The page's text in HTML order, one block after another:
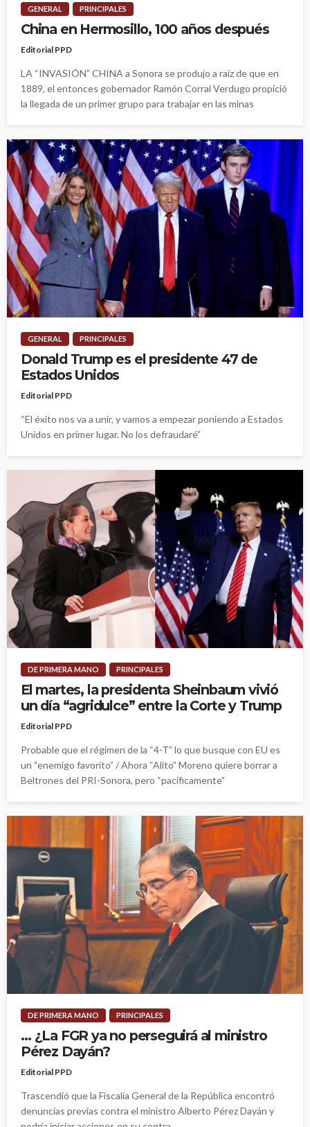
GENERAL PRINCIPALES
China en Hermosillo, 100 años después
Editorial PPD
LA “INVASIÓN” CHINA a Sonora se produjo a raíz de que en
1889, el entonces gobernador Ramón Corral Verdugo propició
la llegada de un primer grupo para trabajar en las minas
GENERAL PRINCIPALES
Donald Trump es el presidente 47 de
Estados Unidos
Editorial PPD
“El éxito nos va a unir, y vamos a empezar poniendo a Estados
Unidos en primer lugar. No los defraudaré”
DE PRIMERA MANO PRINCIPALES
El martes, la presidenta Sheinbaum vivió
un día “agridulce” entre la Corte y Trump
Editorial PPD
Probable que el régimen de la “4-T” lo que busque con EU es
un “enemigo favorito” / Ahora “Alito” Moreno quiere borrar a
Beltrones del PRI-Sonora, pero “pacíficamente”
DE PRIMERA MANO PRINCIPALES
… ¿La FGR ya no perseguirá al ministro
Pérez Dayán?
Editorial PPD
Trascendió que la Fiscalía General de la República encontró
denuncias previas contra el ministro Alberto Pérez Dayán y